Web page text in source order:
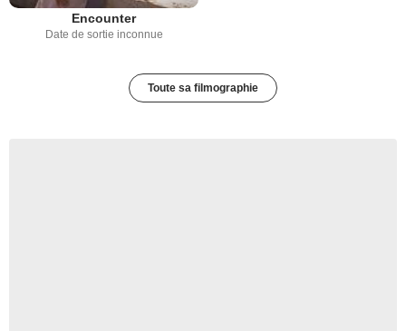
Encounter
Date de sortie inconnue
Toute sa filmographie